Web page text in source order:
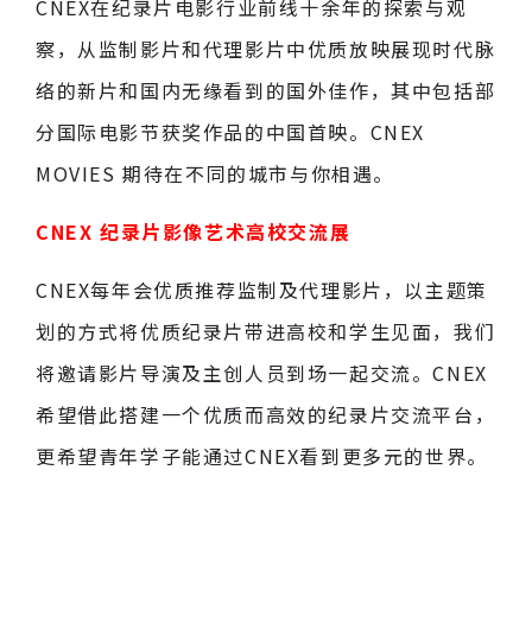
CNEX在纪录片电影行业前线十余年的探索与观
察，从监制影片和代理影片中优质放映展现时代脉
络的新片和国内无缘看到的国外佳作，其中包括部
分国际电影节获奖作品的中国首映。CNEX
MOVIES 期待在不同的城市与你相遇。
CNEX 纪录片影像艺术高校交流展
CNEX每年会优质推荐监制及代理影片，以主题策
划的方式将优质纪录片带进高校和学生见面，我们
将邀请影片导演及主创人员到场一起交流。CNEX
希望借此搭建一个优质而高效的纪录片交流平台，
更希望青年学子能通过CNEX看到更多元的世界。